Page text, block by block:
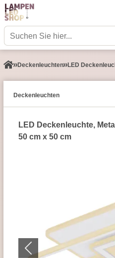
Decken­leuchten LED
Decken­leuchten
LED Deckenleuchte,
50 cm x 50 cm